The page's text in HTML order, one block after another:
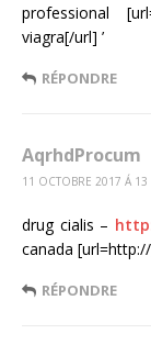
professional
viagra[/url] ’
RÉPONDRE
AqrhdProcum
11 OCTOBRE 2017 Á
drug cialis –
canada
RÉPONDRE